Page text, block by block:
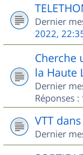
Dernier
2022,
Cherche
la Haute
Dernier
Réponses :
VTT
Dernier